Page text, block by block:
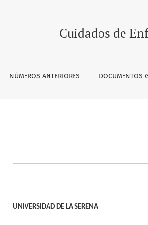
Cuidados de
NÚMEROS ANTERIORES DOCUMENTOS
UNIVERSIDAD DE LA SERENA